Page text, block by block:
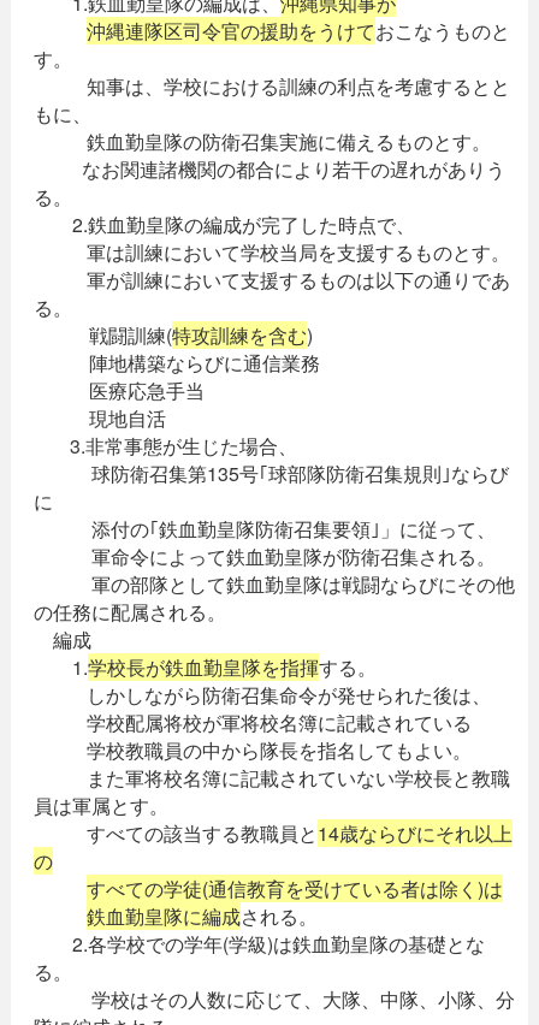
沖縄連隊区司令官の援助をうけておこなうものと
す。
知事は、学校における訓練の利点を考慮するとと
もに、
鉄血勤皇隊の防衛召集実施に備えるものとす。
なお関連諸機関の都合により若干の遅れがありう
る。
2.鉄血勤皇隊の編成が完了した時点で、
軍は訓練において学校当局を支援するものとす。
軍が訓練において支援するものは以下の通りであ
る。
戦闘訓練(特攻訓練を含む)
陣地構築ならびに通信業務
医療応急手当
現地自活
3.非常事態が生じた場合、
球防衛召集第135号｢球部隊防衛召集規則｣ならび
に
添付の｢鉄血勤皇隊防衛召集要領｣」に従って、
軍命令によって鉄血勤皇隊が防衛召集される。
軍の部隊として鉄血勤皇隊は戦闘ならびにその他
の任務に配属される。
編成
1.学校長が鉄血勤皇隊を指揮する。
しかしながら防衛召集命令が発せられた後は、
学校配属将校が軍将校名簿に記載されている
学校教職員の中から隊長を指名してもよい。
また軍将校名簿に記載されていない学校長と教職
員は軍属とす。
すべての該当する教職員と14歳ならびにそれ以上
の
すべての学徒(通信教育を受けている者は除く)は
鉄血勤皇隊に編成される。
2.各学校での学年(学級)は鉄血勤皇隊の基礎とな
る。
学校はその人数に応じて、大隊、中隊、小隊、分